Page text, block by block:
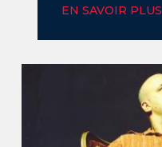
EN SAVOIR PLUS